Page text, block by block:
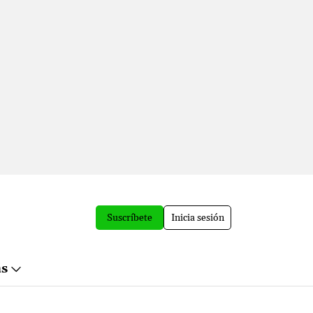
Suscríbete Inicia sesión